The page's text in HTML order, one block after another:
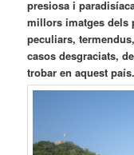
presiosa i
millors imatges dels
peculiars,
casos desgraciats,
trobar en aquest país.